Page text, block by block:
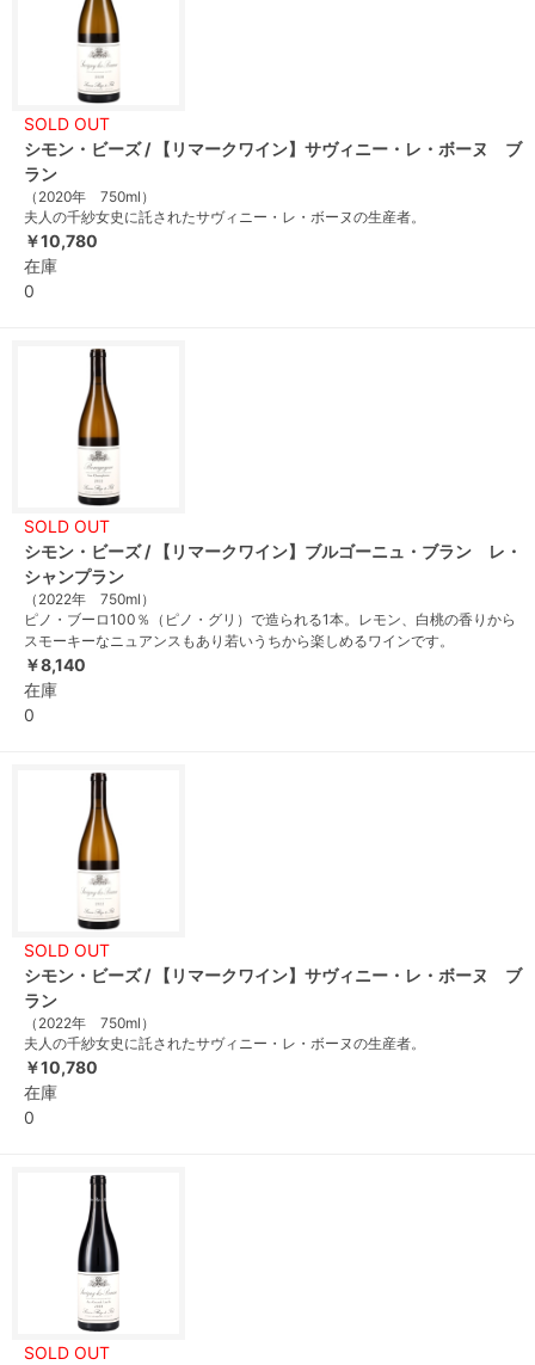
SOLD OUT
シモン・ビーズ / 【リマークワイン】サヴィニー・レ・ボーヌ ブ
ラン
（2020年 750ml）
夫人の千紗女史に託されたサヴィニー・レ・ボーヌの生産者。
￥10,780
在庫
0
SOLD OUT
シモン・ビーズ / 【リマークワイン】ブルゴーニュ・ブラン レ・
シャンプラン
（2022年 750ml）
ピノ・ブーロ100％（ピノ・グリ）で造られる1本。レモン、白桃の香りから
スモーキーなニュアンスもあり若いうちから楽しめるワインです。
￥8,140
在庫
0
SOLD OUT
シモン・ビーズ / 【リマークワイン】サヴィニー・レ・ボーヌ ブ
ラン
（2022年 750ml）
夫人の千紗女史に託されたサヴィニー・レ・ボーヌの生産者。
￥10,780
在庫
0
SOLD OUT